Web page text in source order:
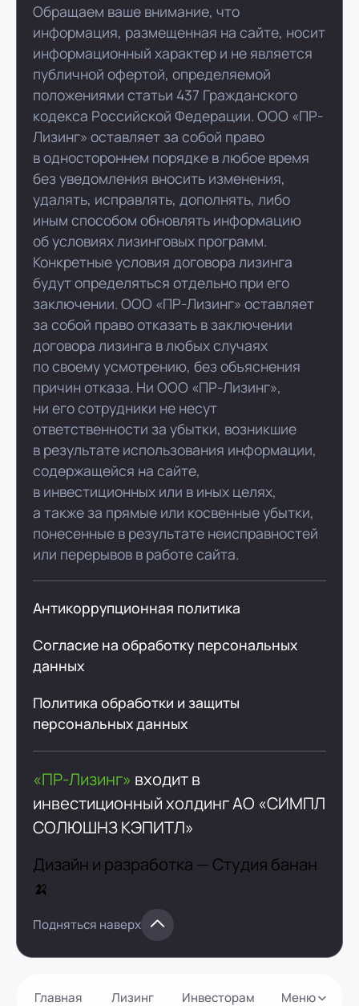
Главная Лизинг Инвесторам Меню
Обращаем ваше внимание, что
информация, размещенная на сайте, носит
информационный характер и не является
публичной офертой, определяемой
положениями статьи 437 Гражданского
кодекса Российской Федерации. ООО «ПР-
Лизинг» оставляет за собой право
в одностороннем порядке в любое время
без уведомления вносить изменения,
удалять, исправлять, дополнять, либо
иным способом обновлять информацию
об условиях лизинговых программ.
Конкретные условия договора лизинга
будут определяться отдельно при его
заключении. ООО «ПР-Лизинг» оставляет
за собой право отказать в заключении
договора лизинга в любых случаях
по своему усмотрению, без объяснения
причин отказа. Ни ООО «ПР-Лизинг»,
ни его сотрудники не несут
ответственности за убытки, возникшие
в результате использования информации,
содержащейся на сайте,
в инвестиционных или в иных целях,
а также за прямые или косвенные убытки,
понесенные в результате неисправностей
или перерывов в работе сайта.
Антикоррупционная политика
Согласие на обработку персональных
данных
Политика обработки и защиты
персональных данных
«ПР-Лизинг» входит в
инвестиционный холдингАО «СИМПЛ
СОЛЮШНЗ КЭПИТЛ»
Дизайн и разработка — Студия банан
🍌
Подняться наверх